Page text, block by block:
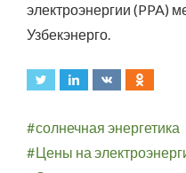
электроэнергии (PPA)
Узбекэнерго.
солнечная энергетика
Цены на